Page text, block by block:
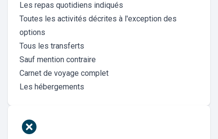
Les repas quotidiens indiqués
Toutes les activités décrites à l'exception des
options
Tous les transferts
Sauf mention contraire
Carnet de voyage complet
Les hébergements